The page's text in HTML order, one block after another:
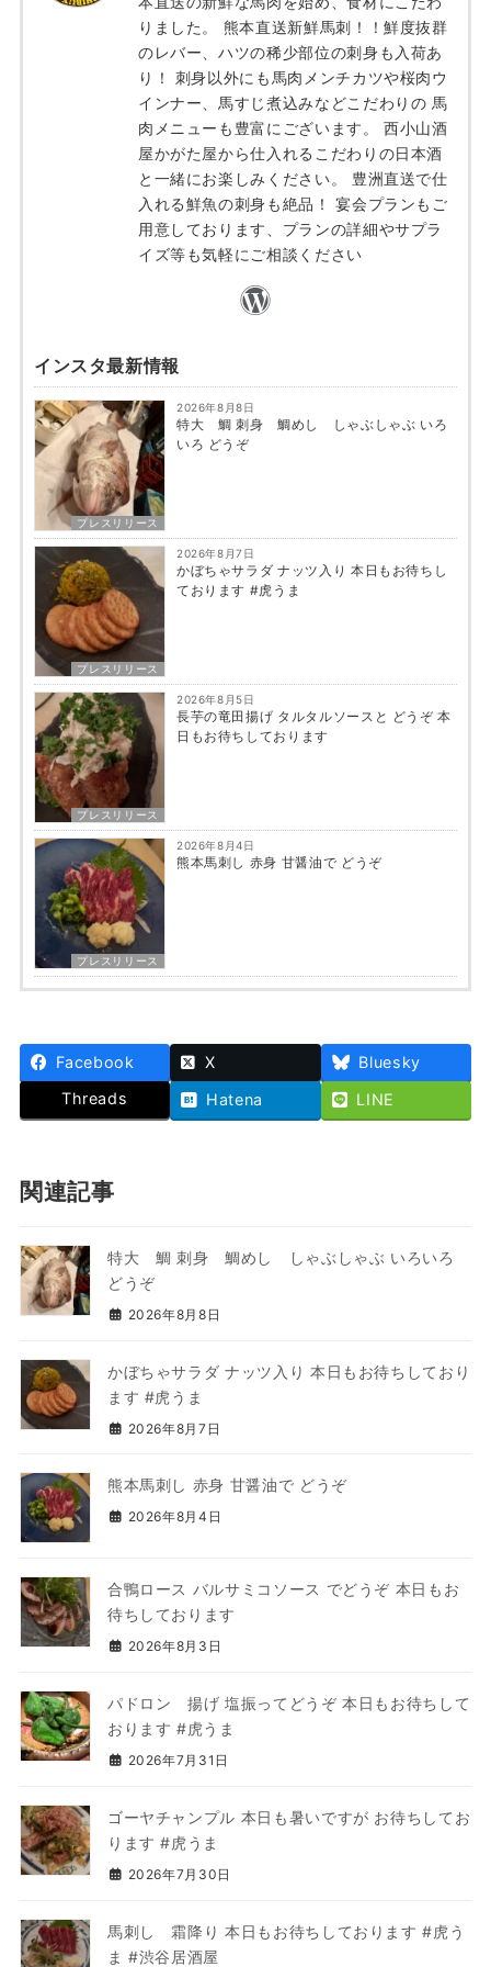
りました。 熊本直送新鮮馬刺！！鮮度抜群
のレバー、ハツの稀少部位の刺身も入荷あ
り！ 刺身以外にも馬肉メンチカツや桜肉ウ
インナー、馬すじ煮込みなどこだわりの 馬
肉メニューも豊富にございます。 西小山酒
屋かがた屋から仕入れるこだわりの日本酒
と一緒にお楽しみください。 豊洲直送で仕
入れる鮮魚の刺身も絶品！ 宴会プランもご
用意しております、プランの詳細やサプラ
イズ等も気軽にご相談ください
インスタ最新情報
プレスリリース
2026年8月8日
特大 鯛 刺身 鯛めし しゃぶしゃぶ いろ
いろ どうぞ
プレスリリース
2026年8月7日
かぼちゃサラダ ナッツ入り 本日もお待ちし
ております #虎うま
プレスリリース
2026年8月5日
長芋の竜田揚げ タルタルソースと どうぞ 本
日もお待ちしております
プレスリリース
2026年8月4日
熊本馬刺し 赤身 甘醤油で どうぞ
Facebook X
Bluesky
Threads
Hatena LINE
関連記事
特大 鯛 刺身 鯛めし しゃぶしゃぶ いろいろ
どうぞ
2026年8月8日
かぼちゃサラダ ナッツ入り 本日もお待ちしており
ます #虎うま
2026年8月7日
熊本馬刺し 赤身 甘醤油で どうぞ
2026年8月4日
合鴨ロース バルサミコソース でどうぞ 本日もお
待ちしております
2026年8月3日
パドロン 揚げ 塩振ってどうぞ 本日もお待ちして
おります #虎うま
2026年7月31日
ゴーヤチャンプル 本日も暑いですが お待ちしてお
ります #虎うま
2026年7月30日
馬刺し 霜降り 本日もお待ちしております #虎う
ま #渋谷居酒屋